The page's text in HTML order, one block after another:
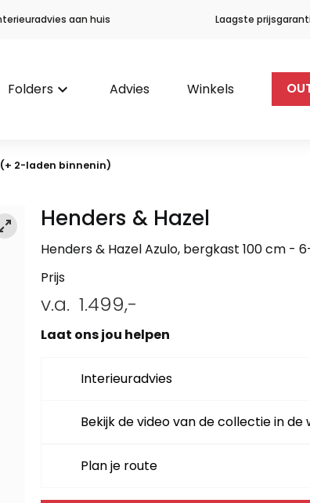
aan huis Laagste
Folders keyboard_arrow_down Advies Winkels
2-laden binnenin)
Henders & Hazel
Henders & Hazel Azulo, bergkast 100 cm -
Prijs
v.a. 1.499,-
Laat ons jou helpen
Interieuradvies
Bekijk de video van de collectie in de
Plan je route